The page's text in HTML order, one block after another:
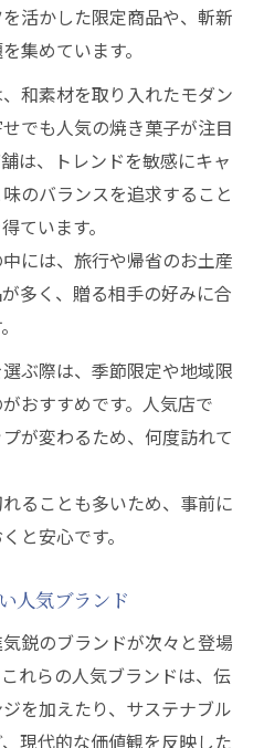
活かした限定商品や、斬新
集めています。
和素材を取り入れたモダン
でも人気の焼き菓子が注目
は、トレンドを敏感にキャ
のバランスを追求すること
ています。
には、旅行や帰省のお土産
多く、贈る相手の好みに合
ぶ際は、季節限定や地域限
おすすめです。人気店で
が変わるため、何度訪れて
ることも多いため、事前に
と安心です。
人気ブランド
鋭のブランドが次々と登場
れらの人気ブランドは、伝
を加えたり、サステナブル
現代的な価値観を反映した